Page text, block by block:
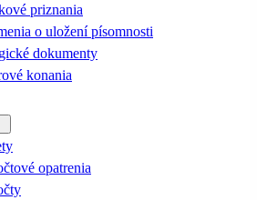
priznania
o uložení písomnosti
dokumenty
konania
opatrenia